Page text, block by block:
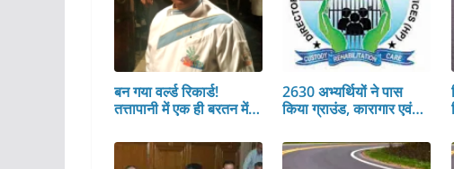
बन गया वर्ल्ड रिकार्ड!
तत्तापानी में एक ही बरतन में…
2630 अभ्यर्थियों ने पास
किया ग्राउंड, कारागार एवं…